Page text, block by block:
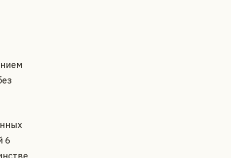
6